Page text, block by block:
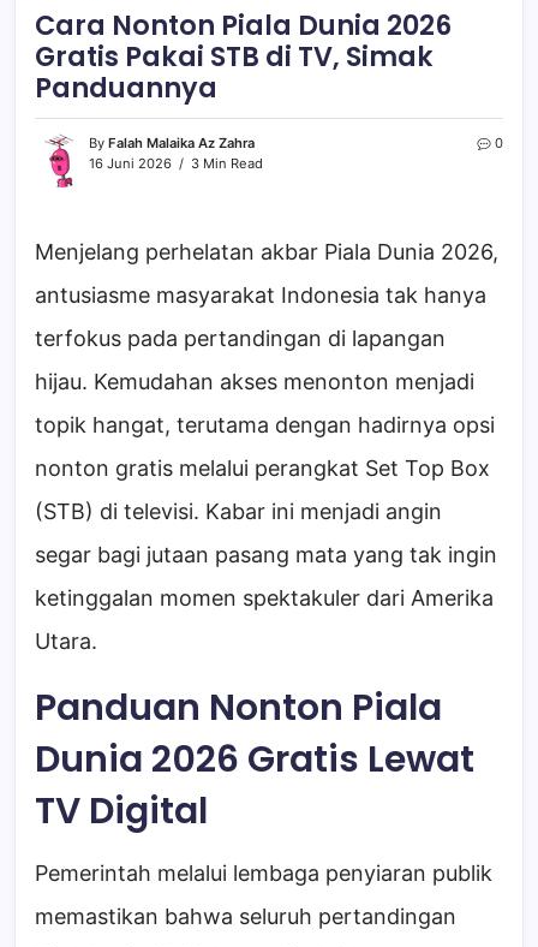
Cara Nonton Piala Dunia 2026
Gratis Pakai STB di TV, Simak
Panduannya
By Falah Malaika Az Zahra
16 Juni 2026
3 Min Read
0
Menjelang perhelatan akbar Piala Dunia 2026,
antusiasme masyarakat Indonesia tak hanya
terfokus pada pertandingan di lapangan
hijau. Kemudahan akses menonton menjadi
topik hangat, terutama dengan hadirnya opsi
nonton gratis melalui perangkat Set Top Box
(STB) di televisi. Kabar ini menjadi angin
segar bagi jutaan pasang mata yang tak ingin
ketinggalan momen spektakuler dari Amerika
Utara.
Panduan Nonton Piala
Dunia 2026 Gratis Lewat
TV Digital
Pemerintah melalui lembaga penyiaran publik
memastikan bahwa seluruh pertandingan